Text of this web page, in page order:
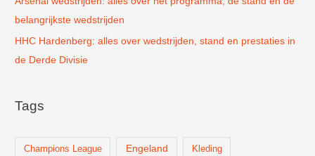
belangrijkste wedstrijden
HHC Hardenberg: alles over wedstrijden, stand en prestaties in
de Derde Divisie
Tags
Champions League Engeland Kleding